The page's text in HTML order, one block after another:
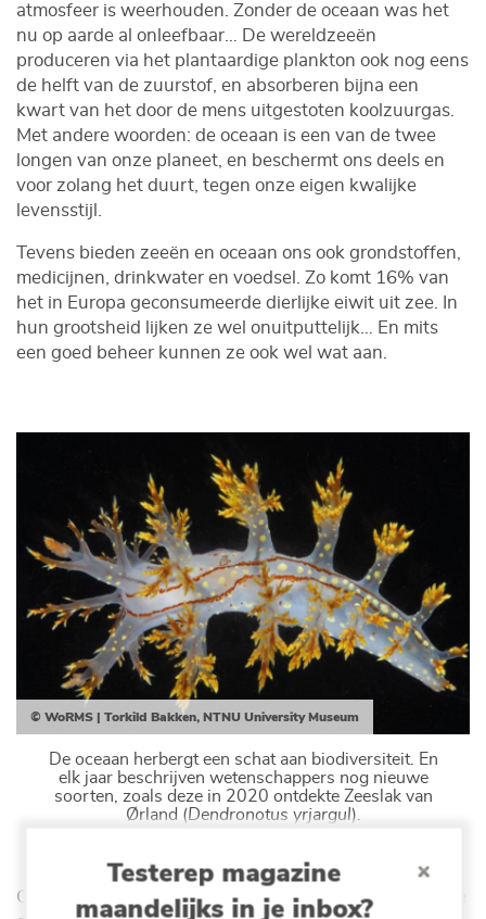
Testerep magazine
maandelijks in je inbox?
atmosfeer is weerhouden. Zonder de oceaan was het
nu op aarde al onleefbaar… De wereldzeeën
produceren via het plantaardige plankton ook nog eens
de helft van de zuurstof, en absorberen bijna een
kwart van het door de mens uitgestoten koolzuurgas.
Met andere woorden: de oceaan is een van de twee
longen van onze planeet, en beschermt ons deels en
voor zolang het duurt, tegen onze eigen kwalijke
levensstijl.
Tevens bieden zeeën en oceaan ons ook grondstoffen,
medicijnen, drinkwater en voedsel. Zo komt 16% van
het in Europa geconsumeerde dierlijke eiwit uit zee. In
hun grootsheid lijken ze wel onuitputtelijk… En mits
een goed beheer kunnen ze ook wel wat aan.
© WoRMS | Torkild Bakken, NTNU University Museum
De oceaan herbergt een schat aan biodiversiteit. En
elk jaar beschrijven wetenschappers nog nieuwe
soorten, zoals deze in 2020 ontdekte Zeeslak van
Ørland (Dendronotus yrjargul)
Cruciaal in dit alles is het leven, de biodiversiteit, die de